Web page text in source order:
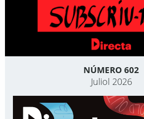
NÚMERO 602
Juliol 2026